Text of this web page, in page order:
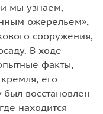
мы узнаем,
ожерельем»,
сооружения,
В ходе
факты,
его
восстановлен
находится